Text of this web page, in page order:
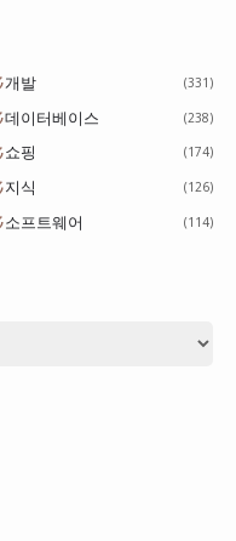
개발 331
데이터베이스 238
쇼핑 174
지식 126
소프트웨어 114